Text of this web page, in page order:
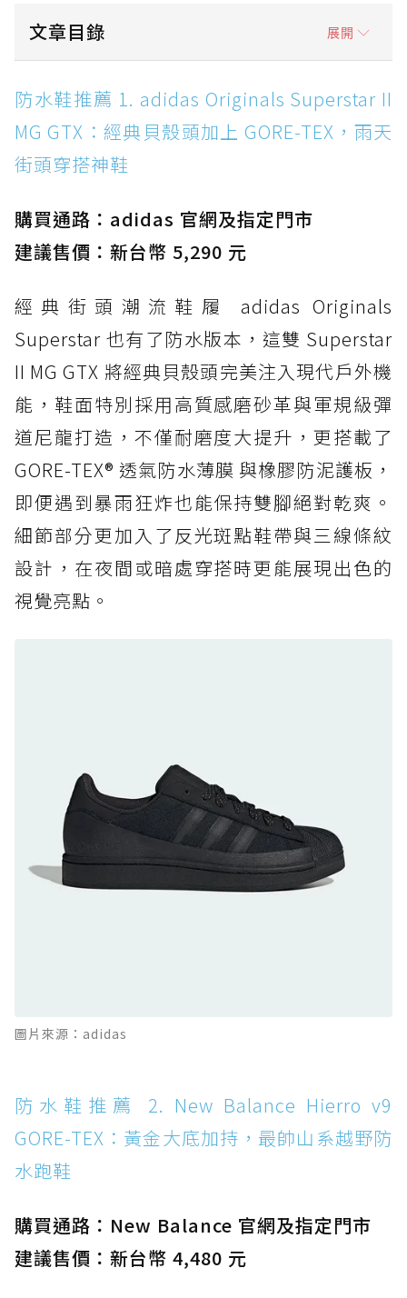
文章目錄 展開
防水鞋推薦 1. adidas Originals Superstar II
MG GTX：經典貝殼頭加上 GORE-TEX，雨天街
頭穿搭神鞋
防水鞋推薦 2. New Balance Hierro v9 GORE-
防水鞋推薦 3. Nike Dunk Low GORE-TEX：
經典 Dunk 輪廓加上防水科技，雨天穿搭帥度不
打折
防水鞋推薦 4. ASICS TRABUCO 14 GTX：搭
載 GORE-TEX 隱形貼合科技，全方位防水神鞋
防水鞋推薦 5. Salomon XT-6 GORE-TEX：潮
人必備山系鞋王！防滑、防水與街頭顏值一次攻
頂
防水鞋推薦 6. HOKA Stinson Evo GTX：越野
復刻厚底，GORE-TEX 防水與增高神器一次滿
防水鞋推薦 7. Timberland Motion Access：
黃靴同級頂級防水，輕量化工裝健走鞋雨天必備
防水鞋推薦 7. Timberland Motion Access：
黃靴同級頂級防水，輕量化工裝健走鞋雨天必備
防水鞋推薦 10. PUMA Voyage NITRO™ 4
GORE-TEX：氮氣中底注入，回彈與防滑兼具的
全天候越野跑鞋
防水鞋推薦 11. On Cloudhorizon 2 WP：腳
感軟彈、搭載 Missiongrip™ 的防水輕越野鞋
Boot：馬汀首款雨靴登場，經典八孔加上全防
防水鞋推薦 14. SKECHERS BADGER
WATERPROOF：一踩即穿懶人神器！搭載固特
異大底與全防水厚底健走鞋
防水鞋推薦 15. Brooks Cascadia 19 GTX：注
防水鞋推薦 1. adidas Originals Superstar II
MG GTX：經典貝殼頭加上 GORE-TEX，雨天
街頭穿搭神鞋
購買通路：adidas 官網及指定門市
建議售價：新台幣 5,290 元
經典街頭潮流鞋履 adidas Originals
Superstar 也有了防水版本，這雙 Superstar
II MG GTX 將經典貝殼頭完美注入現代戶外機
能，鞋面特別採用高質感磨砂革與軍規級彈
道尼龍打造，不僅耐磨度大提升，更搭載了
GORE-TEX® 透氣防水薄膜 與橡膠防泥護板，
即便遇到暴雨狂炸也能保持雙腳絕對乾爽。
細節部分更加入了反光斑點鞋帶與三線條紋
設計，在夜間或暗處穿搭時更能展現出色的
視覺亮點。
圖片來源：adidas
防水鞋推薦 2. New Balance Hierro v9
GORE-TEX：黃金大底加持，最帥山系越野防
水跑鞋
購買通路：New Balance 官網及指定門市
建議售價：新台幣 4,480 元